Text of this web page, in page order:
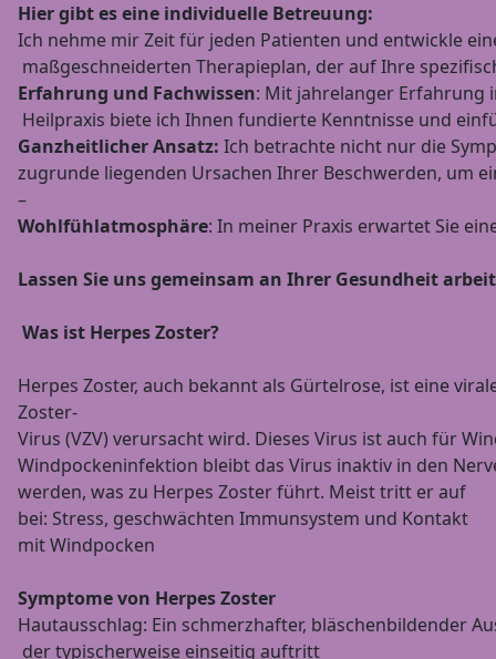
Hier gibt es eine individuelle Betreuung:
Ich nehme mir Zeit für jeden Patienten und entwickle
maßgeschneiderten Therapieplan, der auf Ihre
Erfahrung und Fachwissen: Mit jahrelanger Erfahrung
Heilpraxis biete ich Ihnen fundierte Kenntnisse und
Ganzheitlicher Ansatz: Ich betrachte nicht nur die
zugrunde liegenden Ursachen Ihrer Beschwerden, um
–
Wohlfühlatmosphäre: In meiner Praxis erwartet Sie
Lassen Sie uns gemeinsam an Ihrer Gesundheit
Was ist Herpes Zoster?
Herpes Zoster, auch bekannt als Gürtelrose, ist eine
Zoster-
Virus (VZV) verursacht wird. Dieses Virus ist auch für
Windpockeninfektion bleibt das Virus inaktiv in den
werden, was zu Herpes Zoster führt. Meist tritt er auf
bei: Stress, geschwächten Immunsystem und Kontakt
mit Windpocken
Symptome von Herpes Zoster
Hautausschlag: Ein schmerzhafter, bläschenbildender
der typischerweise einseitig auftritt